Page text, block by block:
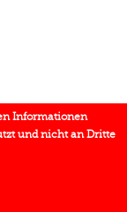
Informationen
und nicht an Dritte